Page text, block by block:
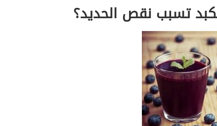
تسبب نقص الحديد؟